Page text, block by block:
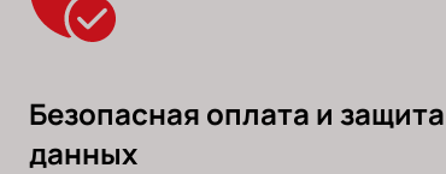
Безопасная оплата и защита
данных